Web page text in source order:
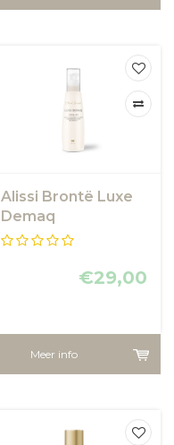
Alissi Brontë Luxe
Demaq
€29,00
Meer info